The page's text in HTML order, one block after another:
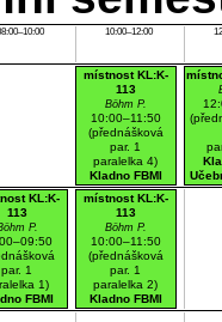
10:00–12:00
místnost KL:K-
113
Böhm P.
10:00–11:50
(přednášková
par. 1
paralelka 4)
Kladno FBMI
Učebna - sanitka
KL:K-
113
P.
par. 1
1)
FBMI
- sanitka
místnost KL:K-
113
Böhm P.
10:00–11:50
(přednášková
par. 1
paralelka 2)
Kladno FBMI
Učebna - sanitka